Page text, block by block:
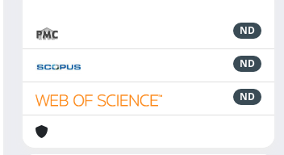
ND
ND
ND